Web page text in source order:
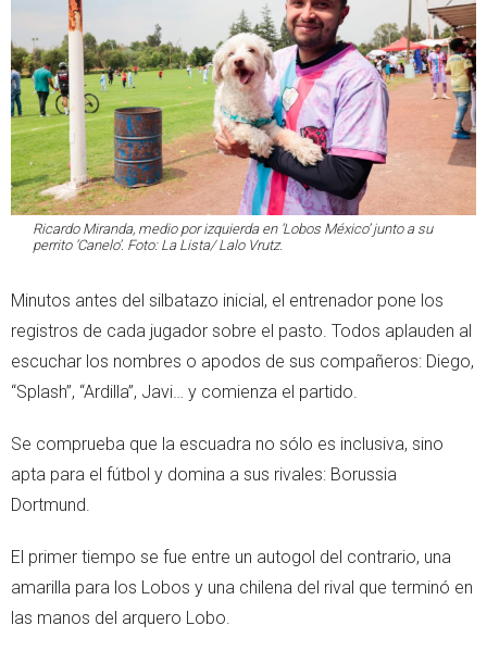
Ricardo Miranda, medio por izquierda en ‘Lobos México’ junto a su
perrito ‘Canelo’. Foto: La Lista/ Lalo Vrutz.
Minutos antes del silbatazo inicial, el entrenador pone los
registros de cada jugador sobre el pasto. Todos aplauden al
escuchar los nombres o apodos de sus compañeros: Diego,
“Splash”, “Ardilla”, Javi… y comienza el partido.
Se comprueba que la escuadra no sólo es inclusiva, sino
apta para el fútbol y domina a sus rivales: Borussia
Dortmund.
El primer tiempo se fue entre un autogol del contrario, una
amarilla para los Lobos y una chilena del rival que terminó en
las manos del arquero Lobo.